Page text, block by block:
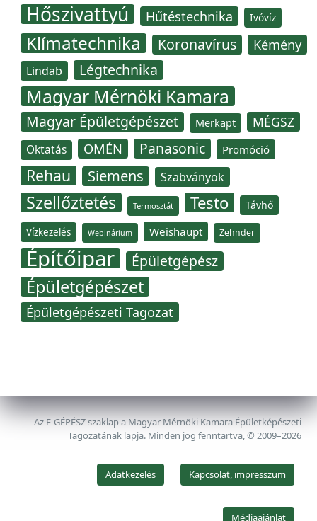
Hőszivattyú Hűtéstechnika Ivóvíz
Klímatechnika Koronavírus Kémény
Lindab Légtechnika
Magyar Mérnöki Kamara
Magyar Épületgépészet Merkapt MÉGSZ
Oktatás OMÉN Panasonic Promóció
Rehau Siemens Szabványok
Szellőztetés Termosztát Testo Távhő
Vízkezelés Webinárium Weishaupt Zehnder
Építőipar Épületgépész
Épületgépészet
Épületgépészeti Tagozat
Az E-GÉPÉSZ szaklap a Magyar Mérnöki Kamara Épületképészeti
Tagozatának lapja. Minden jog fenntartva, © 2009–2026
Adatkezelés Kapcsolat, impresszum
Médiaajánlat